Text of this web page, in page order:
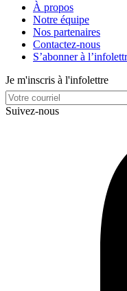
À propos
Notre équipe
Nos partenaires
Contactez-nous
S’abonner à
Je m'inscris à l'infolettre
Suivez-nous